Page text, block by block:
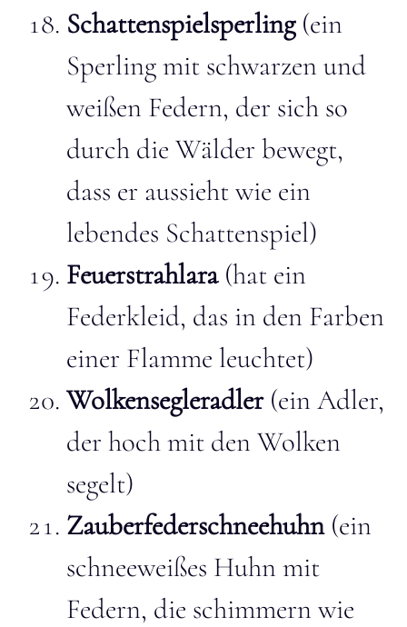
Schattenspielsperling(ein
Sperling mit schwarzen und
weißen Federn, der sich so
durch die Wälder bewegt,
dass er aussieht wie ein
lebendes Schattenspiel)
Feuerstrahlara(hat ein
Federkleid, das in den Farben
einer Flamme leuchtet)
Wolkensegleradler(ein Adler,
der hoch mit den Wolken
segelt)
Zauberfederschneehuhn(ein
schneeweißes Huhn mit
Federn, die schimmern wie